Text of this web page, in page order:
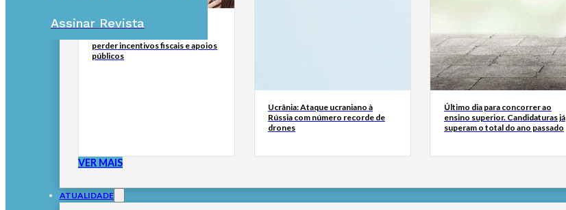
Assinar Revista
Empresas reincidentes em
perder incentivos fiscais e apoios
públicos
Ucrânia: Ataque ucraniano à
Rússia com número recorde de
drones
Último dia para concorrer ao
ensino superior. Candidaturas já
superam o total do ano passado
VER MAIS
ATUALIDADE